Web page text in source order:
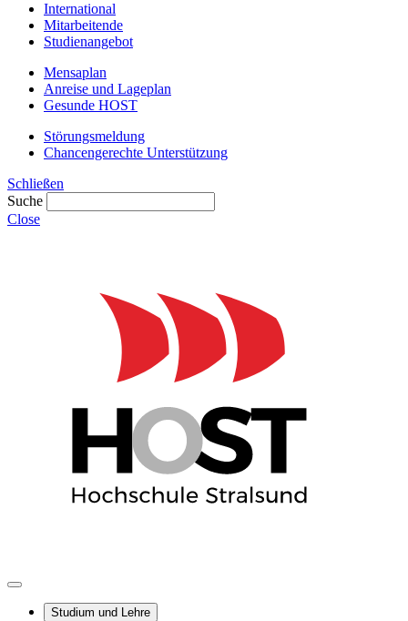
International
Mitarbeitende
Studienangebot
Mensaplan
Anreise und Lageplan
Gesunde HOST
Störungsmeldung
Chancengerechte Unterstützung
Schließen
Suche
Close
Studium und Lehre